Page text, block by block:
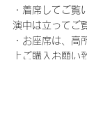
・着席してご覧
演中は立ってご
・お座席は、高
上ご購入お願い